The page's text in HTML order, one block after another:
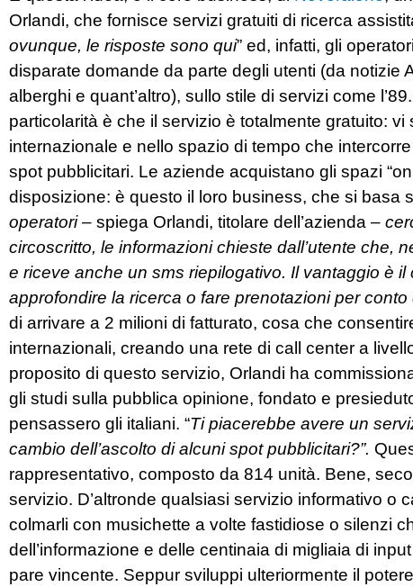
Orlandi, che fornisce servizi gratuiti di ricerca
ovunque, le risposte sono qui” ed, infatti, gli
disparate domande da parte degli utenti (da notizie
alberghi e quant’altro), sullo stile di servizi come
particolarità è che il servizio è totalmente gratuito:
internazionale e nello spazio di tempo che
spot pubblicitari. Le aziende acquistano gli spazi
disposizione: è questo il loro business, che si basa
operatori– spiega Orlandi, titolare dell’azienda –
circoscritto, le informazioni chieste dall’utente che,
e riceve anche un sms riepilogativo. Il vantaggio è
approfondire la ricerca o fare prenotazioni per conto
di arrivare a 2 milioni di fatturato, cosa che
internazionali, creando una rete di call center a
proposito di questo servizio, Orlandi ha
gli studi sulla pubblica opinione, fondato e
pensassero gli italiani. “Ti piacerebbe avere un
cambio dell’ascolto di alcuni spot pubblicitari?”.
rappresentativo, composto da 814 unità. Bene,
servizio. D’altronde qualsiasi servizio informativo o
colmarli con musichette a volte fastidiose o silenzi
dell’informazione e delle centinaia di migliaia di
pare vincente. Seppur sviluppi ulteriormente il